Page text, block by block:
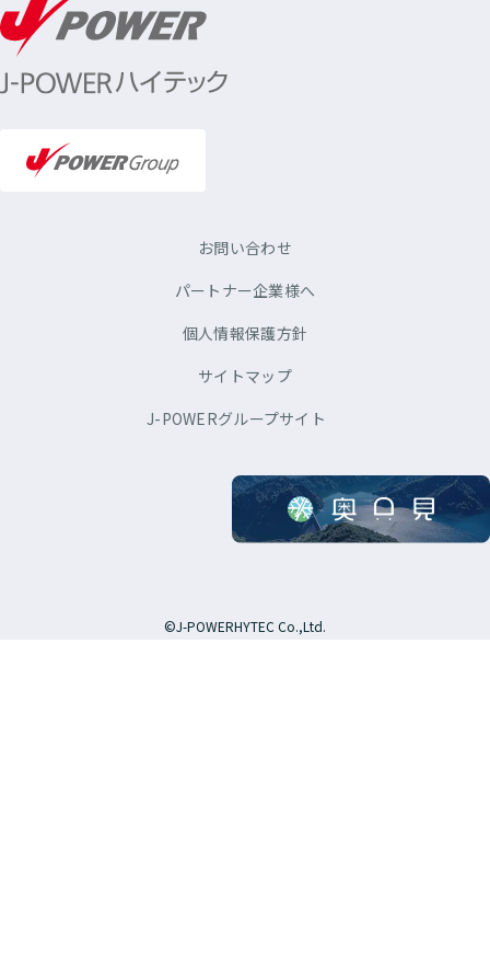
お問い合わせ
パートナー企業様へ
個人情報保護方針
サイトマップ
J-POWERグループサイト
©J-POWERHYTEC Co.,Ltd.